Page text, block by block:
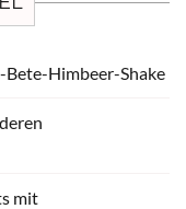
Himbeer-Shake
mit